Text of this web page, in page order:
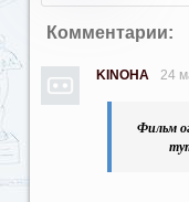
Комментарии:
KINOHA 24
Фильм